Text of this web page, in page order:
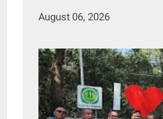
August 06, 2026